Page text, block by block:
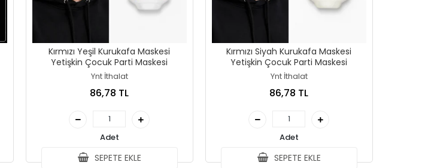
Kırmızı Yeşil Kurukafa Maskesi
Yetişkin Çocuk Parti Maskesi
Ynt İthalat
86,78 TL
Adet
SEPETE EKLE
Kırmızı Siyah Kurukafa Maskesi
Yetişkin Çocuk Parti Maskesi
Ynt İthalat
86,78 TL
Adet
SEPETE EKLE